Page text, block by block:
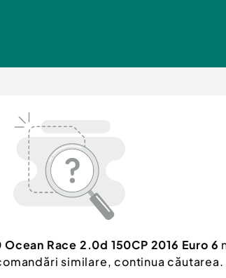
Ocean Race 2.0d 150CP 2016 Euro 6
similare, continua căutarea.